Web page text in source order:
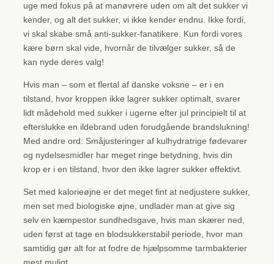
uge med fokus på at manøvrere uden om alt det sukker vi
kender, og alt det sukker, vi ikke kender endnu. Ikke fordi,
vi skal skabe små anti-sukker-fanatikere. Kun fordi vores
kære børn skal vide, hvornår de tilvælger sukker, så de
kan nyde deres valg!
Hvis man – som et flertal af danske voksne – er i en
tilstand, hvor kroppen ikke lagrer sukker optimalt, svarer
lidt mådehold med sukker i ugerne efter jul principielt til at
efterslukke en ildebrand uden forudgående brandslukning!
Med andre ord: Småjusteringer af kulhydratrige fødevarer
og nydelsesmidler har meget ringe betydning, hvis din
krop er i en tilstand, hvor den ikke lagrer sukker effektivt.
Set med kalorieøjne er det meget fint at nedjustere sukker,
men set med biologiske øjne, undlader man at give sig
selv en kæmpestor sundhedsgave, hvis man skærer ned,
uden først at tage en blodsukkerstabil periode, hvor man
samtidig gør alt for at fodre de hjælpsomme tarmbakterier